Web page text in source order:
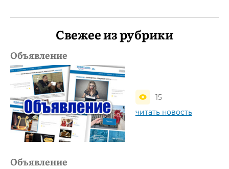
Свежее из рубрики
Объявление
15
читать новость
Объявление